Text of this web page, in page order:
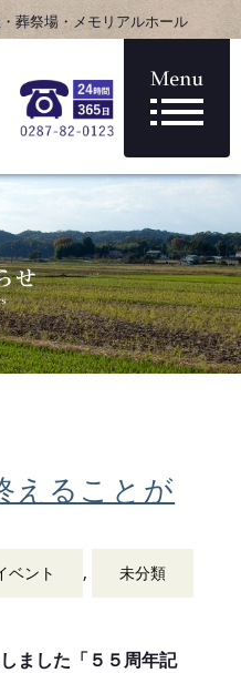
葬祭場・メモリアルホール
えることが
ベント , 未分類
ました「５５周年記